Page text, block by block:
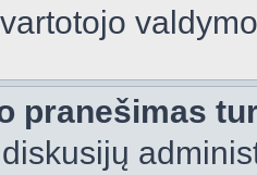
pranešimas